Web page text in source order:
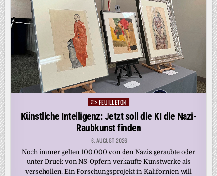
PostedFEUILLETON
Künstliche Intelligenz: Jetzt soll die KI die Nazi-
Raubkunst finden
6. AUGUST 2026
Noch immer gelten 100.000 von den Nazis geraubte oder
unter Druck von NS-Opfern verkaufte Kunstwerke als
verschollen. Ein Forschungsprojekt in Kalifornien will